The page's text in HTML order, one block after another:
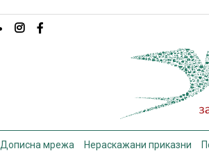
Дописна мрежа Нераскажани приказни